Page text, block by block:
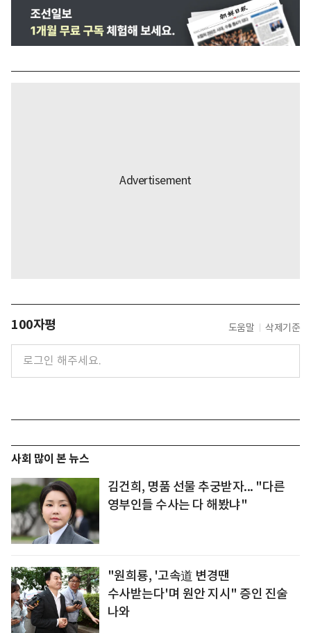
100자평 도움말 삭제기준
사회 많이 본 뉴스
김건희, 명품 선물 추궁받자... "다른
영부인들 수사는 다 해봤냐"
"원희룡, '고속道 변경땐
수사받는다'며 원안 지시" 증인 진술
나와